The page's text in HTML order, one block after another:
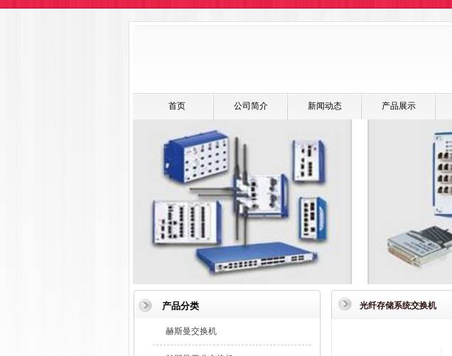
首页 公司简介 新闻动态 产品展示
光纤存储系统交换机
产品分类
赫斯曼交换机